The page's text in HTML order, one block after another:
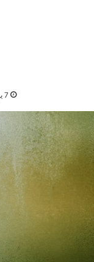
7 يونيو، 2025